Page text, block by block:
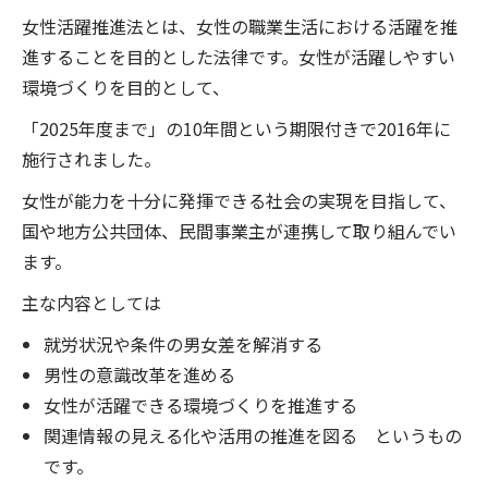
女性活躍推進法とは、女性の職業生活における活躍を推
進することを目的とした法律です。女性が活躍しやすい
環境づくりを目的として、
「2025年度まで」の10年間という期限付きで2016年に
施行されました。
女性が能力を十分に発揮できる社会の実現を目指して、
国や地方公共団体、民間事業主が連携して取り組んでい
ます。
主な内容としては
就労状況や条件の男女差を解消する
男性の意識改革を進める
女性が活躍できる環境づくりを推進する
関連情報の見える化や活用の推進を図る というもの
です。